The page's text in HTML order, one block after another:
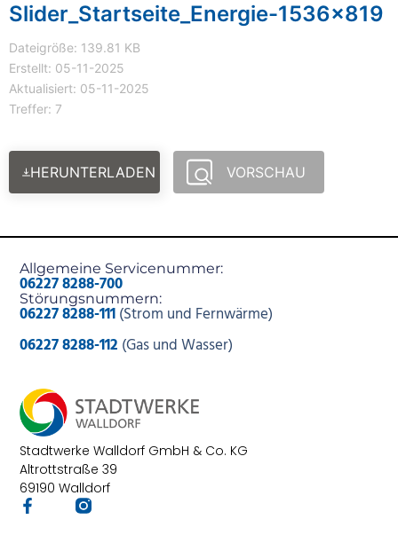
Slider_Startseite_Energie-1536x819
Dateigröße: 139.81 KB
Erstellt: 05-11-2025
Aktualisiert: 05-11-2025
Treffer: 7
HERUNTERLADEN VORSCHAU
Stadtwerke Walldorf GmbH & Co. KG
Altrottstraße 39
69190 Walldorf
Allgemeine Servicenummer:
06227 8288-700
Störungsnummern:
06227 8288-111(Strom und Fernwärme)
06227 8288-112 (Gas und Wasser)